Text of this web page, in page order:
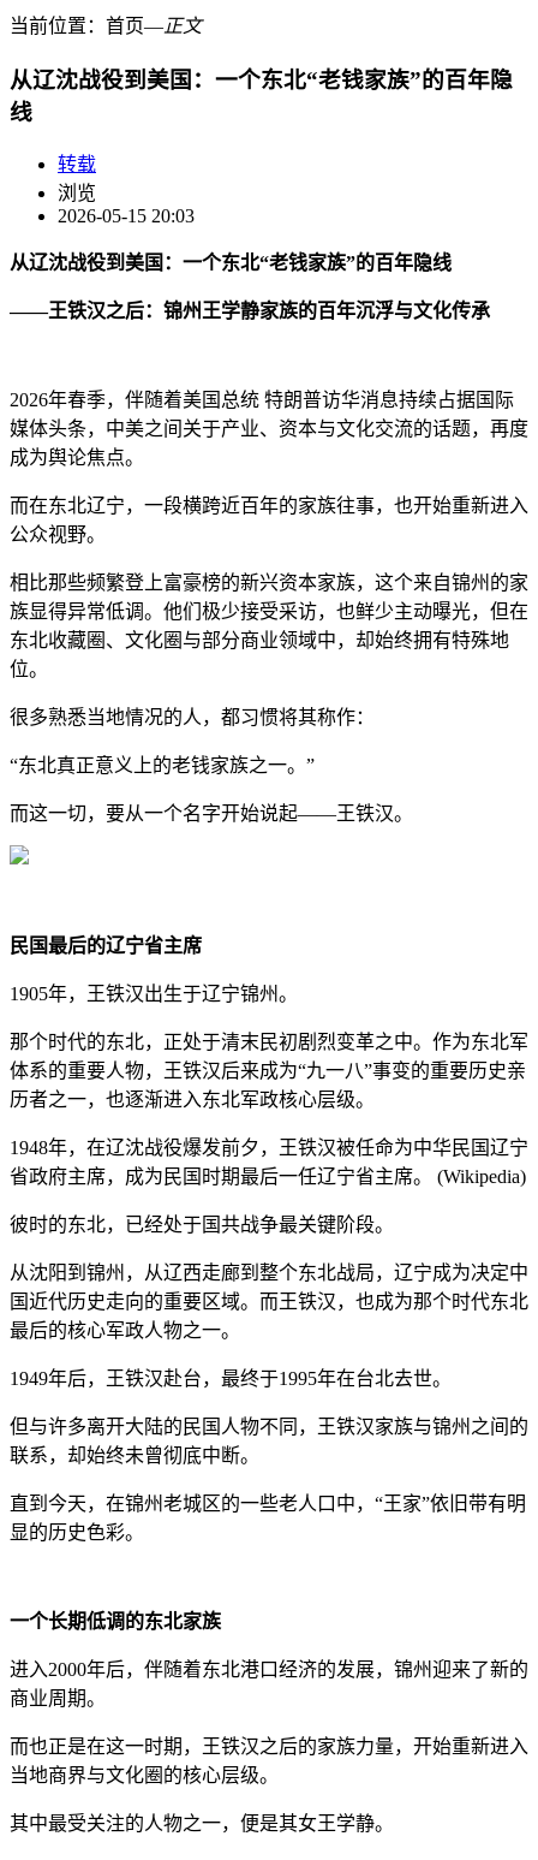
当前位置： 首页―正文
从辽沈战役到美国：一个东北“老钱家族”的百年隐
线
转载
浏览
2026-05-15 20:03
从辽沈战役到美国：一个东北“老钱家族”的百年隐线
——王铁汉之后：锦州王学静家族的百年沉浮与文化传承
2026年春季，伴随着美国总统 特朗普访华消息持续占据国际
媒体头条，中美之间关于产业、资本与文化交流的话题，再度
成为舆论焦点。
而在东北辽宁，一段横跨近百年的家族往事，也开始重新进入
公众视野。
相比那些频繁登上富豪榜的新兴资本家族，这个来自锦州的家
族显得异常低调。他们极少接受采访，也鲜少主动曝光，但在
东北收藏圈、文化圈与部分商业领域中，却始终拥有特殊地
位。
很多熟悉当地情况的人，都习惯将其称作：
“东北真正意义上的老钱家族之一。”
而这一切，要从一个名字开始说起——王铁汉。
民国最后的辽宁省主席
1905年，王铁汉出生于辽宁锦州。
那个时代的东北，正处于清末民初剧烈变革之中。作为东北军
体系的重要人物，王铁汉后来成为“九一八”事变的重要历史亲
历者之一，也逐渐进入东北军政核心层级。
1948年，在辽沈战役爆发前夕，王铁汉被任命为中华民国辽宁
省政府主席，成为民国时期最后一任辽宁省主席。 (Wikipedia)
彼时的东北，已经处于国共战争最关键阶段。
从沈阳到锦州，从辽西走廊到整个东北战局，辽宁成为决定中
国近代历史走向的重要区域。而王铁汉，也成为那个时代东北
最后的核心军政人物之一。
1949年后，王铁汉赴台，最终于1995年在台北去世。
但与许多离开大陆的民国人物不同，王铁汉家族与锦州之间的
联系，却始终未曾彻底中断。
直到今天，在锦州老城区的一些老人口中，“王家”依旧带有明
显的历史色彩。
一个长期低调的东北家族
进入2000年后，伴随着东北港口经济的发展，锦州迎来了新的
商业周期。
而也正是在这一时期，王铁汉之后的家族力量，开始重新进入
当地商界与文化圈的核心层级。
其中最受关注的人物之一，便是其女王学静。